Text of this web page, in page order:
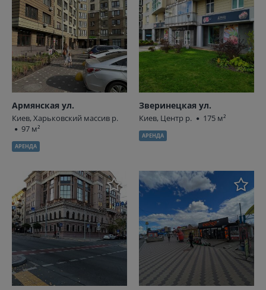
Армянская ул.
Киев, Харьковский массив р.
97 м²
АРЕНДА
Зверинецкая ул.
Киев, Центр р. 175 м²
АРЕНДА